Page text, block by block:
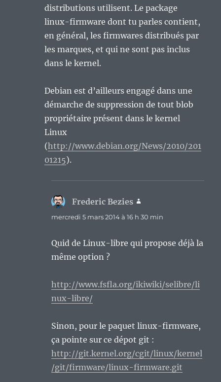
distributions utilisent. Le package
linux-firmware dont tu parles contient,
en général, les firmwares distribués par
les marques, et qui ne sont pas inclus
dans le kernel.
Debian est d’ailleurs engagé dans une
démarche de suppression de tout blob
propriétaire présent dans le kernel
Linux
(http://www.debian.org/News/2010/201
01215).
Frederic Bezies
mercredi 5 mars 2014 à 16 h 30 min
Quid de Linux-libre qui propose déjà la
même option ?
http://www.fsfla.org/ikiwiki/selibre/li
nux-libre/
Sinon, pour le paquet linux-firmware,
ça pointe sur ce dépot git :
http://git.kernel.org/cgit/linux/kernel
/git/firmware/linux-firmware.git